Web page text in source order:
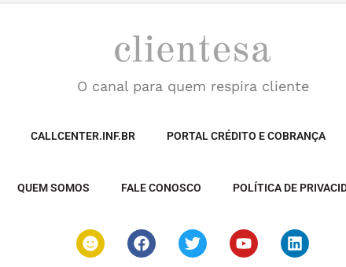
O canal para quem respira cliente
CALLCENTER.INF.BR PORTAL CRÉDITO E COBRANÇA
QUEM SOMOS FALE CONOSCO POLÍTICA DE
S
m
F
a
T
w
Y
o
L
i